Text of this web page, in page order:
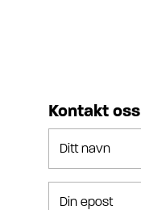
Kontakt oss
Ditt navn
Din epost